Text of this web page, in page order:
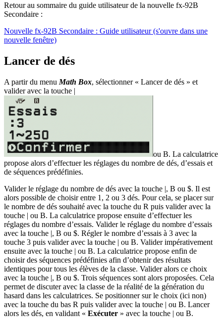
Retour au sommaire du guide utilisateur de la nouvelle fx-92B
Secondaire :
Nouvelle fx-92B Secondaire : Guide utilisateur (s'ouvre dans une
nouvelle fenêtre)
Lancer de dés
A partir du menu Math Box, sélectionner « Lancer de dés » et
valider avec la touche |
ou B. La calculatrice
propose alors d’effectuer les réglages du nombre de dés, d’essais et
de séquences prédéfinies.
Valider le réglage du nombre de dés avec la touche |, B ou $. Il est
alors possible de choisir entre 1, 2 ou 3 dés. Pour cela, se placer sur
le nombre de dés souhaité avec la touche du R puis valider avec la
touche | ou B. La calculatrice propose ensuite d’effectuer les
réglages du nombre d’essais. Valider le réglage du nombre d’essais
avec la touche |, B ou $. Régler le nombre d’essais à 3 avec la
touche 3 puis valider avec la touche | ou B. Valider impérativement
ensuite avec la touche | ou B. La calculatrice propose enfin de
choisir des séquences prédéfinies afin d’obtenir des résultats
identiques pour tous les élèves de la classe. Valider alors ce choix
avec la touche |, B ou $. Trois séquences sont alors proposées. Cela
permet de discuter avec la classe de la réalité de la génération du
hasard dans les calculatrices. Se positionner sur le choix (ici non)
avec la touche du bas R puis valider avec la touche | ou B. Lancer
alors les dés, en validant « Exécuter » avec la touche | ou B.